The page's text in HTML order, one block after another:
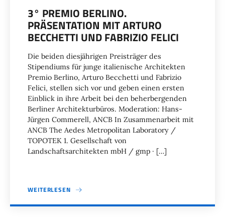
3° PREMIO BERLINO.
PRÄSENTATION MIT ARTURO
BECCHETTI UND FABRIZIO FELICI
Die beiden diesjährigen Preisträger des
Stipendiums für junge italienische Architekten
Premio Berlino, Arturo Becchetti und Fabrizio
Felici, stellen sich vor und geben einen ersten
Einblick in ihre Arbeit bei den beherbergenden
Berliner Architekturbüros. Moderation: Hans-
Jürgen Commerell, ANCB In Zusammenarbeit mit
ANCB The Aedes Metropolitan Laboratory /
TOPOTEK 1. Gesellschaft von
Landschaftsarchitekten mbH / gmp · […]
WEITERLESEN